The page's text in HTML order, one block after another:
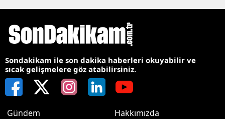
Sondakikam ile son dakika haberleri okuyabilir ve
sıcak gelişmelere göz atabilirsiniz.
Gündem
Hakkımızda